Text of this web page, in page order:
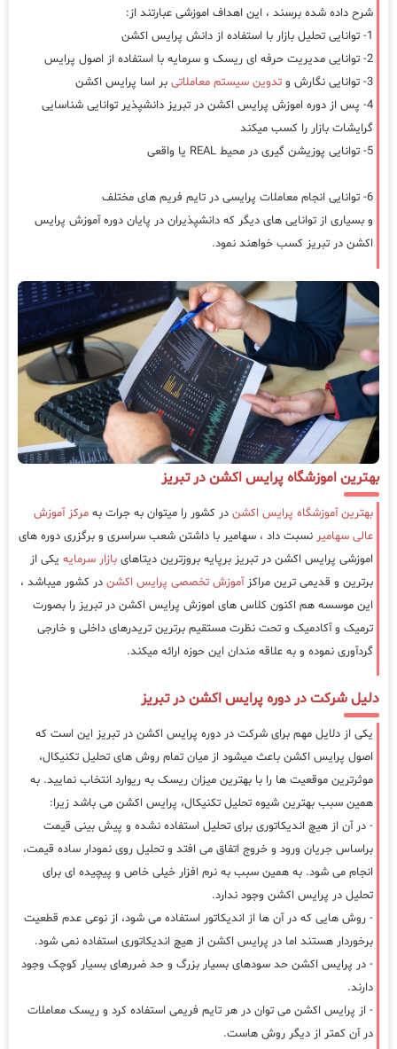
شرح داده شده برسند ، این اهداف اموزشی عبارتند از:
1- توانایی تحلیل بازار با استفاده از دانش پرایس اکشن
2- توانایی مدیریت حرفه ای ریسک و سرمایه با استفاده از اصول پرایس
3- توانایی نگارش و
تدوین سیستم معاملاتی بر اسا پرایس اکشن
4- پس از دوره اموزش پرایس اکشن در تبریز دانشپذیر توانایی شناسایی
گرایشات بازار را کسب میکند
5- توانایی پوزیشن گیری در محیط REAL یا واقعی
6- توانایی انجام معاملات پرایسی در تایم فریم های مختلف
و بسیاری از توانایی های دیگر که دانشپذیران در پایان دوره آموزش پرایس
اکشن در تبریز کسب خواهند نمود.
بهترین اموزشگاه پرایس اکشن در تبریز
بهترین آموزشگاه پرایس اکشن در کشور را میتوان به جرات به مرکز آموزش
عالی سهامیر نسبت داد ، سهامیر با داشتن شعب سراسری و برگزری دوره های
اموزشی پرایس اکشن در تبریز برپایه بروزترین دیتاهای بازار سرمایه یکی از
برترین و قدیمی ترین مراکزآموزش تخصصی پرایس اکشن در کشور میباشد ،
این موسسه هم اکنون کلاس های اموزش پرایس اکشن در تبریز را بصورت
ترمیک و آکادمیک و تحت نظرت مستقیم برترین تریدرهای داخلی و خارجی
گردآوری نموده و به علاقه مندان این حوزه ارائه میکند.
دلیل شرکت در دوره پرایس اکشن در تبریز
یکی از دلایل مهم برای شرکت در دوره پرایس اکشن در تبریز این است که
اصول پرایس اکشن باعث میشود از میان تمام روش های تحلیل تکنیکال،
موثرترین موقعیت ها را با بهترین میزان ریسک به ریوارد انتخاب نمایید. به
همین سبب بهترین شیوه تحلیل تکنیکال، پرایس اکشن می باشد زیرا:
- در آن از هیچ اندیکاتوری برای تحلیل استفاده نشده و پیش بینی قیمت
براساس جریان ورود و خروج اتفاق می افتد و تحلیل روی نمودار ساده قیمت،
انجام می شود. به همین سبب به نرم افزار خیلی خاص و پیچیده ای برای
تحلیل در پرایس اکشن وجود ندارد.
- روش هایی که در آن ها از اندیکاتور استفاده می شود، از نوعی عدم قطعیت
برخوردار هستند اما در پرایس اکشن از هیچ اندیکاتوری استفاده نمی شود.
- در پرایس اکشن حد سودهای بسیار بزرگ و حد ضررهای بسیار کوچک وجود
دارند.
- از پرایس اکشن می توان در هر تایم فریمی استفاده کرد و ریسک معاملات
در آن کمتر از دیگر روش هاست.